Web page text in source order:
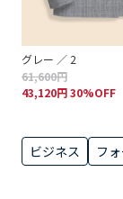
グレー ／ 2
61,600円
43,120円 30%OFF
ビジネス フ